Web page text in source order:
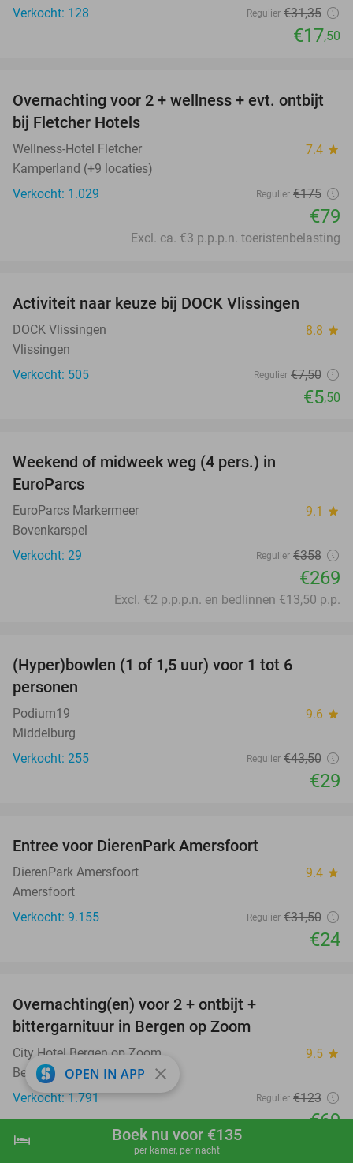
shopping_cart Boek nu
hotel Boek nu voor €135
per kamer, per nacht
Verkocht: 128
Regulier €31,35
€17,50
55%
Overnachting voor 2 + wellness + evt. ontbijt
bij Fletcher Hotels
Wellness-Hotel Fletcher 7.4 star
Kamperland (+9 locaties)
Verkocht: 1.029
Regulier €175
€79
Excl. ca. €3 p.p.p.n. toeristenbelasting
Activiteit naar keuze bij DOCK Vlissingen
DOCK Vlissingen 8.8 star
Vlissingen
Verkocht: 505
Regulier €7,50
€5,50
Weekend of midweek weg (4 pers.) in
EuroParcs
EuroParcs Markermeer 9.1 star
Bovenkarspel
Verkocht: 29
Regulier €358
€269
Excl. €2 p.p.p.n. en bedlinnen €13,50 p.p.
(Hyper)bowlen (1 of 1,5 uur) voor 1 tot 6
personen
Podium19 9.6 star
Middelburg
Verkocht: 255
Regulier €43,50
€29
Entree voor DierenPark Amersfoort
DierenPark Amersfoort 9.4 star
Amersfoort
Verkocht: 9.155
Regulier €31,50
€24
Overnachting(en) voor 2 + ontbijt +
bittergarnituur in Bergen op Zoom
City Hotel Bergen op Zoom 9.5 star
Bergen op Zoom
Verkocht: 1.791
Regulier €123
€69
Excl. ca. €4 p.p.p.n. toeristenbelasting
OPEN IN APP close